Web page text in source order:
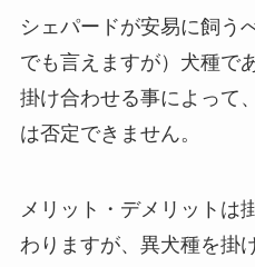
シェパードが安易に飼う
でも言えますが）犬種で
掛け合わせる事によって
は否定できません。
メリット・デメリットは
わりますが、異犬種を掛